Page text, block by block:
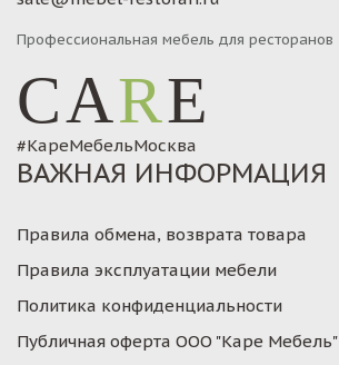
Профессиональная мебель для ресторанов
CARE
#КареМебельМосква
ВАЖНАЯ ИНФОРМАЦИЯ
Правила обмена, возврата товара
Правила эксплуатации мебели
Политика конфиденциальности
Публичная оферта ООО "Каре Мебель"